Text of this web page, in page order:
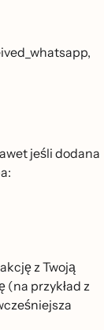
jeśli dodana
z Twoją
(na przykład z